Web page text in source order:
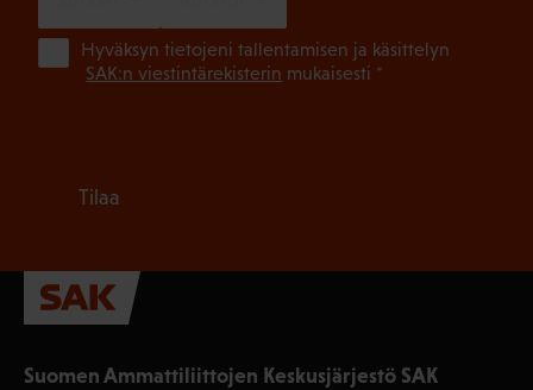
Suomen Ammattiliittojen Keskusjärjestö SAK
Hyväksyn tietojeni tallentamisen ja käsittelyn
SAK:n viestintärekisterin mukaisesti *
Tilaa